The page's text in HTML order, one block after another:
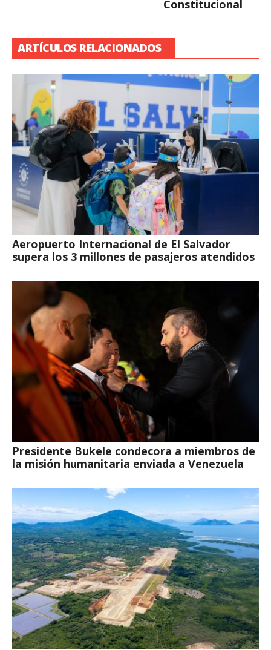
Constitucional
ARTÍCULOS RELACIONADOS
Aeropuerto Internacional de El Salvador
supera los 3 millones de pasajeros atendidos
Presidente Bukele condecora a miembros de
la misión humanitaria enviada a Venezuela